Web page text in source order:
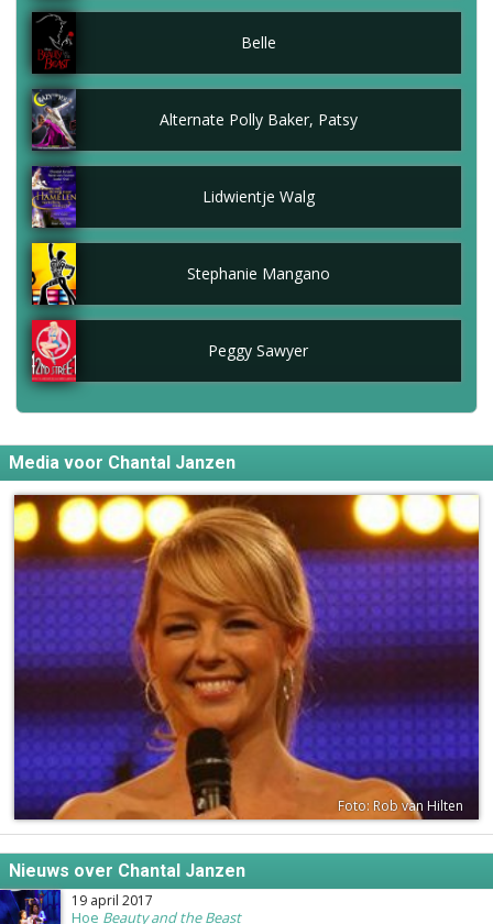
Belle
Alternate Polly Baker, Patsy
Lidwientje Walg
Stephanie Mangano
Peggy Sawyer
Media voor Chantal Janzen
Foto: Rob van Hilten
Nieuws over Chantal Janzen
19 april 2017
Hoe Beauty and the Beast